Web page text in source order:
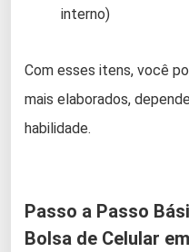
interno)
Com esses itens, você
mais elaborados,
habilidade.
Passo a Passo
Bolsa de Celular